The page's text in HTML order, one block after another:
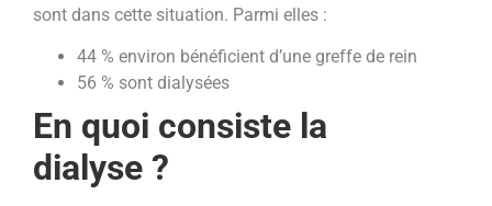
sont dans cette situation. Parmi elles :
44 % environ bénéficient d’une greffe de rein
56 % sont dialysées
En quoi consiste la
dialyse ?